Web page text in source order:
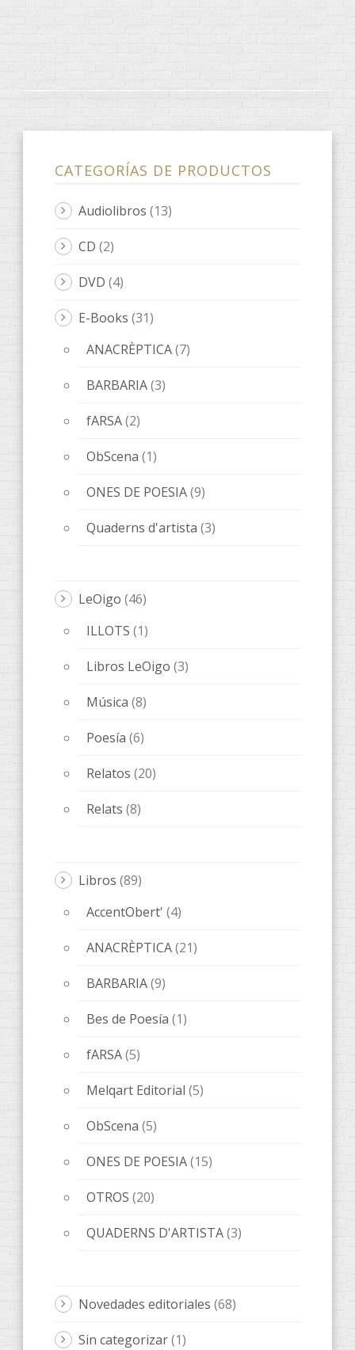
CATEGORÍAS DE PRODUCTOS
Audiolibros (13)
CD (2)
DVD (4)
E-Books (31)
ANACRÈPTICA(7)
BARBARIA(3)
fARSA(2)
ObScena (1)
ONES DE POESIA(9)
Quaderns d'artista (3)
LeOigo (46)
ILLOTS (1)
Libros LeOigo (3)
Música (8)
Poesía (6)
Relatos (20)
Relats (8)
Libros (89)
AccentObert' (4)
ANACRÈPTICA(21)
BARBARIA(9)
Bes de Poesía (1)
fARSA(5)
Melqart Editorial (5)
ObScena (5)
ONES DE POESIA(15)
OTROS (20)
QUADERNS D'ARTISTA(3)
Novedades editoriales (68)
Sin categorizar(1)